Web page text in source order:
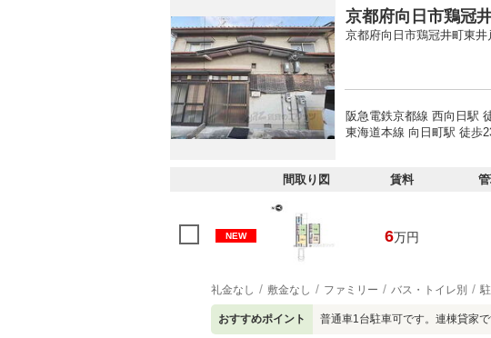
京都府向日市鶏冠
京都府向日市鶏冠井町東井
阪急電鉄京都線 西向日駅
東海道本線 向日町駅 徒歩
間取り図 賃料
NEW 6万円
礼金なし 敷金なし ファミリー バス・トイレ別
おすすめポイント 普通車1台駐車可です。連棟貸家で